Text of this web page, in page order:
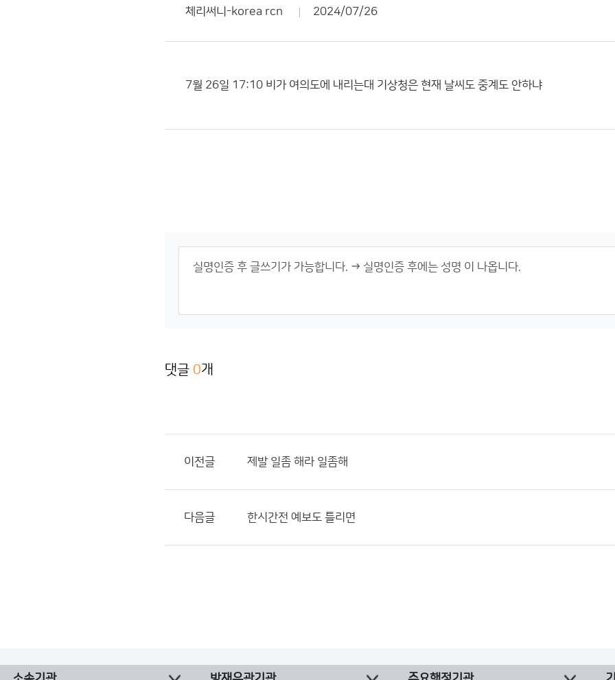
체리써니-korea rcn 2024/07/26
7월 26일 17:10 비가 여의도에 내리는대 기상청은 현재 날씨도 중계도 안하냐
댓글 0개
이전글 제발 일좀 해라 일좀해
다음글 한시간전 예보도 틀리면